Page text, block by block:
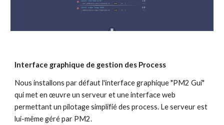
Interface graphique de gestion des Process
Nous installons par défaut l'interface graphique "PM2 Gui"
qui met en œuvre un serveur et une interface web
permettant un pilotage simplifié des process. Le serveur est
lui-même géré par PM2.